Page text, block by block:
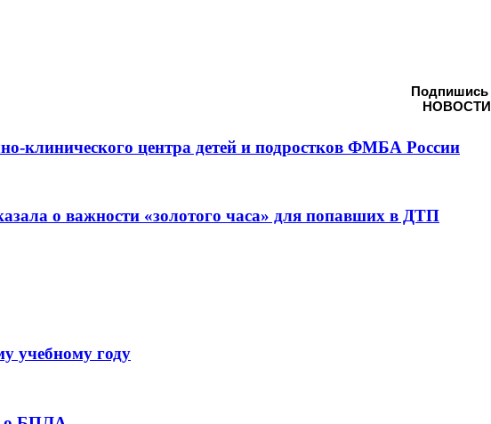
Подпишись
клинического центра детей и подростков ФМБА России
о важности «золотого часа» для попавших в ДТП
учебному году